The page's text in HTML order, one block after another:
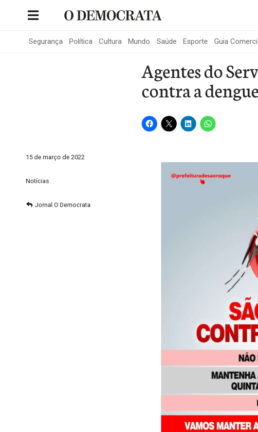
Segurança Política Cultura Mundo Saúde Esporte Guia
Agentes do
contra a
15 de março de 2022
Notícias
Jornal O Democrata